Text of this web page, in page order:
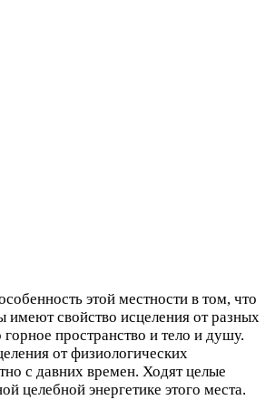
этой местности в том, что
имеют свойство исцеления от разных
горное пространство и тело и душу.
от физиологических
с давних времен. Ходят целые
целебной энергетике этого места.